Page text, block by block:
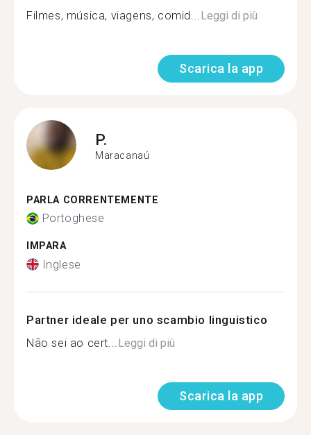
Filmes, música, viagens, comid... Leggi di più
Scarica la app
P.
Maracanaú
PARLA CORRENTEMENTE
Portoghese
IMPARA
Inglese
Partner ideale per uno scambio linguistico
Não sei ao cert... Leggi di più
Scarica la app